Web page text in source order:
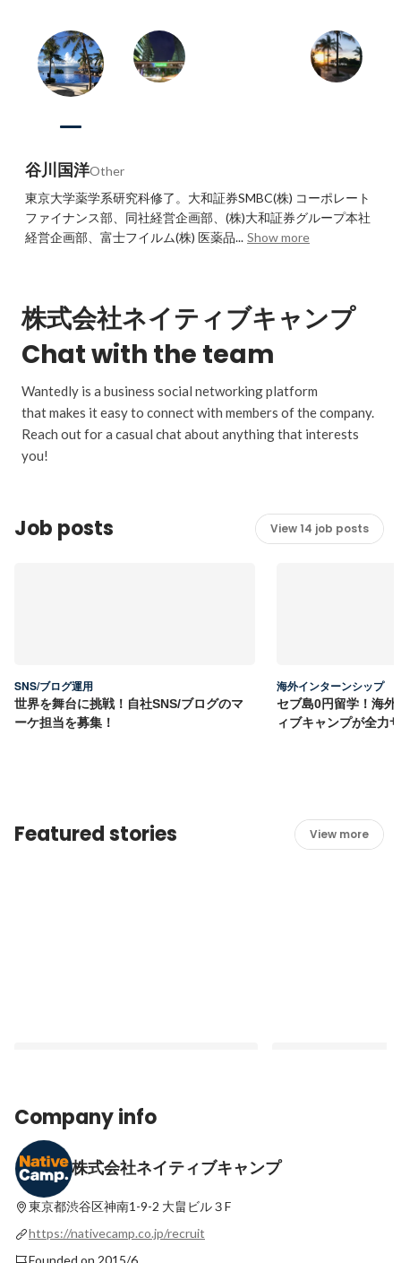
谷川国洋Other
東京大学薬学系研究科修了。大和証券SMBC(株) コーポレート
ファイナンス部、同社経営企画部、(株)大和証券グループ本社
経営企画部、富士フイルム(株) 医薬品... Show more
株式会社ネイティブキャンプ
Chat with the team
Wantedly is a business social networking platform
that makes it easy to connect with members of the company.
Reach out for a casual chat about anything that interests
you!
Job posts View 14 job posts
SNS/ブログ運用
世界を舞台に挑戦！自社SNS/ブログのマ
ーケ担当を募集！
海外インターンシップ
セブ島0円留学！海
ィブキャンプが全力
Featured stories View more
今回募集しているエンジニアポジションの
詳細
Latest
ネイティブキャンプと
Company info
株式会社ネイティブキャンプ
東京都渋谷区神南1-9-2 大畠ビル３F
https://nativecamp.co.jp/recruit
Founded on 2015/6